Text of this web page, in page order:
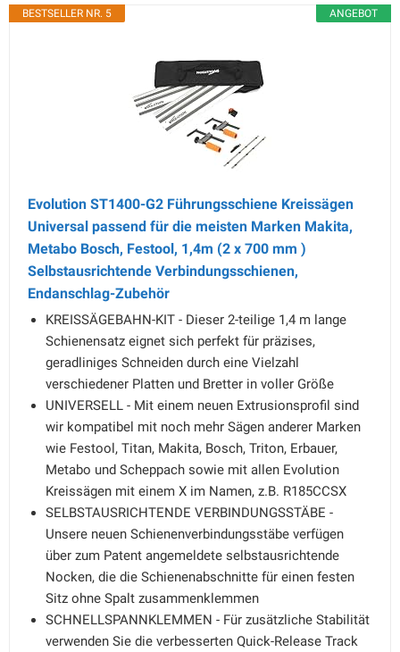
ANGEBOT
BESTSELLER NR. 5
Evolution ST1400-G2 Führungsschiene Kreissägen
Universal passend für die meisten Marken Makita,
Metabo Bosch, Festool, 1,4m (2 x 700 mm )
Selbstausrichtende Verbindungsschienen,
Endanschlag-Zubehör
KREISSÄGEBAHN-KIT - Dieser 2-teilige 1,4 m lange
Schienensatz eignet sich perfekt für präzises,
geradliniges Schneiden durch eine Vielzahl
verschiedener Platten und Bretter in voller Größe
UNIVERSELL - Mit einem neuen Extrusionsprofil sind
wir kompatibel mit noch mehr Sägen anderer Marken
wie Festool, Titan, Makita, Bosch, Triton, Erbauer,
Metabo und Scheppach sowie mit allen Evolution
Kreissägen mit einem X im Namen, z.B. R185CCSX
SELBSTAUSRICHTENDE VERBINDUNGSSTÄBE -
Unsere neuen Schienenverbindungsstäbe verfügen
über zum Patent angemeldete selbstausrichtende
Nocken, die die Schienenabschnitte für einen festen
Sitz ohne Spalt zusammenklemmen
SCHNELLSPANNKLEMMEN - Für zusätzliche Stabilität
verwenden Sie die verbesserten Quick-Release Track